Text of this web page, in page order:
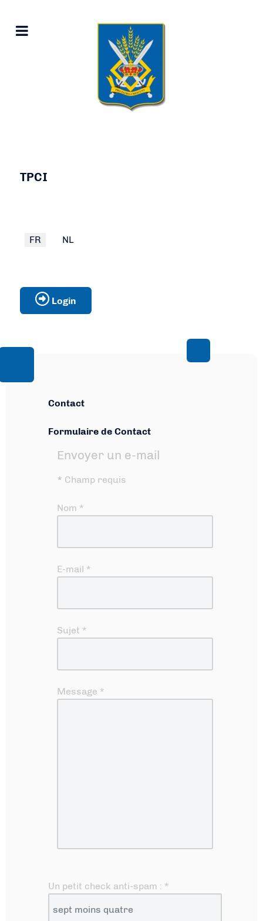
TPCI
Select your language
FR NL
Login
Contact
Formulaire de Contact
Envoyer un e-mail
* Champ requis
Nom *
E-mail *
Sujet *
Message *
Un petit check anti-spam : *